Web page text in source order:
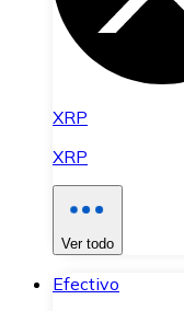
XRP
XRP
Ver todo
Efectivo